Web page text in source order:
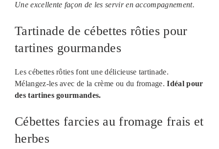
Une excellente façon de les servir en accompagnement.
Tartinade de cébettes rôties pour
tartines gourmandes
Les cébettes rôties font une délicieuse tartinade.
Mélangez-les avec de la crème ou du fromage.Idéal pour
des tartines gourmandes.
Cébettes farcies au fromage frais et
herbes